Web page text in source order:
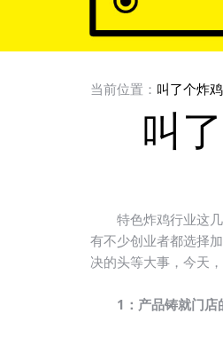
当前位置： 叫了个炸
叫
特色炸鸡行业这几
有不少创业者都选择
决的头等大事，今天
1：产品铸就门店